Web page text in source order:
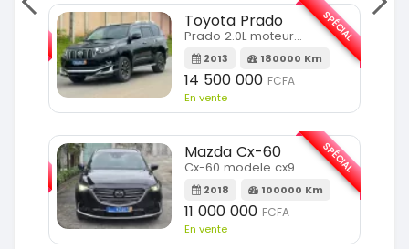
SPÉCIAL Toyota Prado
Prado 2.0L moteur d4d
2013 180000 Km
14 500 000 FCFA
En vente
SPÉCIAL
Mazda Cx-60
Cx-60 modele cx9 full option
2018 100000 Km
11 000 000 FCFA
En vente
SPÉCIAL